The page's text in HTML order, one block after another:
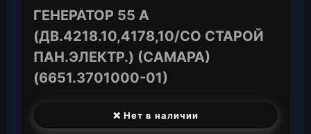
ГЕНЕРАТОР 55 А
(ДВ.4218.10,4178,10/СО СТАРОЙ
ПАН.ЭЛЕКТР.) (САМАРА)
(6651.3701000-01)
❌ Нет в наличии